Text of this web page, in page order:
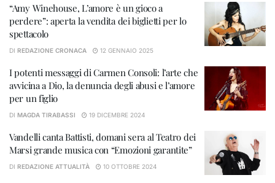
“Amy Winehouse, L’amore è un gioco a
perdere”: aperta la vendita dei biglietti per lo
spettacolo
DI REDAZIONE CRONACA 12 GENNAIO 2025
I potenti messaggi di Carmen Consoli: l’arte che
avvicina a Dio, la denuncia degli abusi e l’amore
per un figlio
DI MAGDA TIRABASSI 19 DICEMBRE 2024
Vandelli canta Battisti, domani sera al Teatro dei
Marsi grande musica con “Emozioni garantite”
DI REDAZIONE ATTUALITÀ 10 OTTOBRE 2024